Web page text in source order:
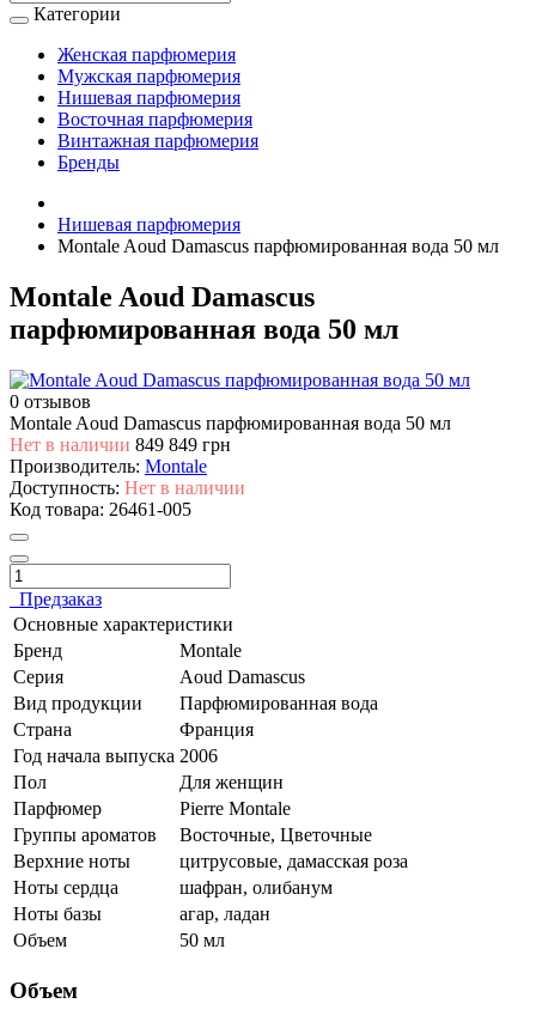
Категории
Женская парфюмерия
Мужская парфюмерия
Нишевая парфюмерия
Восточная парфюмерия
Винтажная парфюмерия
Бренды
Нишевая парфюмерия
Montale Aoud Damascus парфюмированная вода 50 мл
Montale Aoud Damascus
парфюмированная вода 50 мл
0 отзывов
Montale Aoud Damascus парфюмированная вода 50 мл
Нет в наличии 849 849 грн
Производитель: Montale
Доступность: Нет в наличии
Код товара: 26461-005
Предзаказ
Основные характеристики
Бренд
Montale
Серия
Aoud Damascus
Вид продукции
Парфюмированная вода
Страна
Франция
Год начала выпуска 2006
Пол
Для женщин
Парфюмер
Pierre Montale
Группы ароматов
Восточные, Цветочные
Верхние ноты
цитрусовые, дамасская роза
Ноты сердца
шафран, олибанум
Ноты базы
агар, ладан
Объем
50 мл
Объем